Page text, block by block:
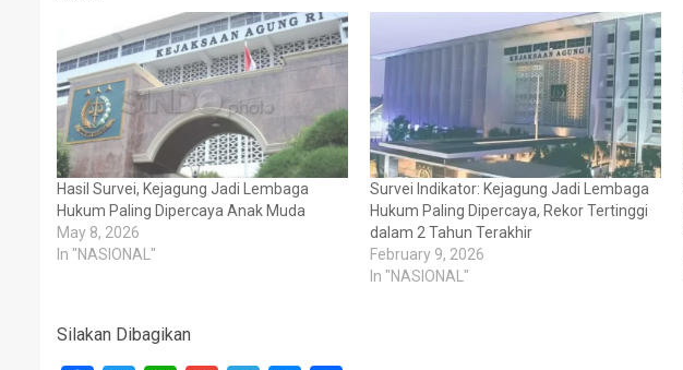
Hasil Survei, Kejagung Jadi Lembaga
Hukum Paling Dipercaya Anak Muda
May 8, 2026
In "NASIONAL"
Survei Indikator: Kejagung Jadi Lembaga
Hukum Paling Dipercaya, Rekor Tertinggi
dalam 2 Tahun Terakhir
February 9, 2026
In "NASIONAL"
Silakan Dibagikan